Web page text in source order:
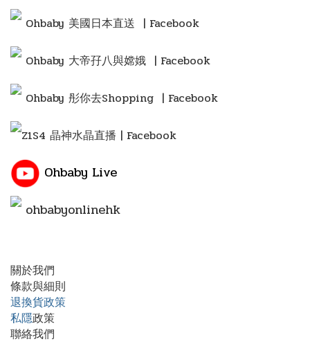
Ohbaby 美國日本直送 | Facebook
Ohbaby 大帝孖八與嫦娥 | Facebook
Ohbaby 彤你去Shopping | Facebook
Z1S4 晶神水晶直播 | Facebook
Ohbaby Live
ohbabyonlinehk
關於我們
條款與細則
退換貨政策
私隱政策
聯絡我們